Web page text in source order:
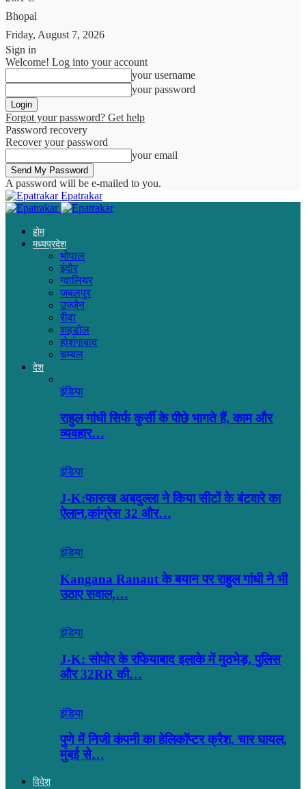
Bhopal
Friday, August 7, 2026
Sign in
Welcome! Log into your account
your username
your password
Forgot your password? Get help
Password recovery
Recover your password
your email
A password will be e-mailed to you.
Epatrakar
होम
मध्यप्रदेश
भोपाल
इंदौर
ग्वालियर
जबलपुर
उज्जैन
रीवा
शहडोल
होशंगाबाद
चम्बल
देश
इंडिया
राहुल गांधी सिर्फ कुर्सी के पीछे भागते हैं, काम और
व्यवहार…
इंडिया
J-K:फारुख अबदुल्ला ने किया सीटों के बंटवारे का
ऐलान,कांग्रेस 32 और…
इंडिया
Kangana Ranaut के बयान पर राहुल गांधी ने भी
उठाए सवाल,…
इंडिया
J-K: सोपोर के रफियाबाद इलाके में मुठभेड़, पुलिस
और 32RR की…
इंडिया
पुणे में निजी कंपनी का हेलिकॉप्टर क्रैश, चार घायल,
मुंबई से…
विदेश